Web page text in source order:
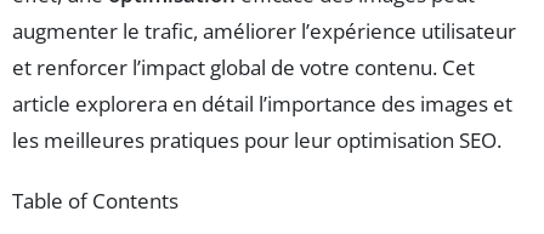
augmenter le trafic, améliorer l’expérience utilisateur
et renforcer l’impact global de votre contenu. Cet
article explorera en détail l’importance des images et
les meilleures pratiques pour leur optimisation SEO.
Table of Contents